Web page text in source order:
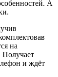
А
на
Получает
и ждёт